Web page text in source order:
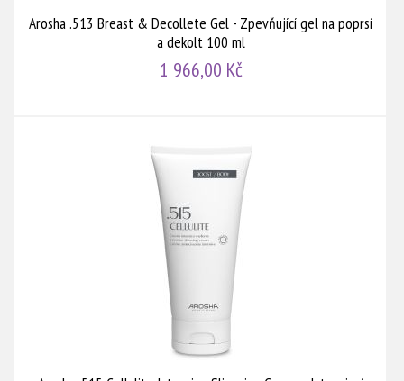
Arosha .513 Breast & Decollete Gel - Zpevňující gel na poprsí
a dekolt 100 ml
1 966,00 Kč